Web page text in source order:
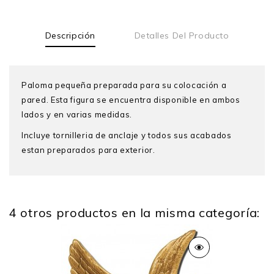
Descripción Detalles Del Producto
Paloma pequeña preparada para su colocación a
pared. Esta figura se encuentra disponible en ambos
lados y en varias medidas.
Incluye tornilleria de anclaje y todos sus acabados
estan preparados para exterior.
17 Cm
4 otros productos en la misma categoría: